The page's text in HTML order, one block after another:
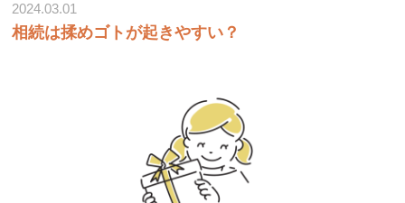
2024.03.01
相続は揉めゴトが起きやすい？